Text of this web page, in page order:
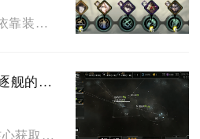
影之刃3提升暴击伤害需依靠装备套装词条、心法羁绊与铸魂、刻印系统、华服及技能机制多乘区同步
求解无尽的拉格朗日驱逐舰的获取方法
无尽的拉格朗日驱逐舰核心获取方式以收集永久舰船蓝图为主，搭配星系协议限时奖励、档案定向研究